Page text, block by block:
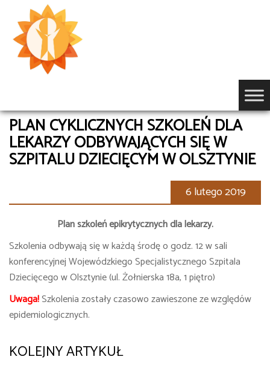
Przejdź
PLAN CYKLICZNYCH SZKOLEŃ DLA
LEKARZY ODBYWAJĄCYCH SIĘ W
SZPITALU DZIECIĘCYM W OLSZTYNIE
6 lutego 2019
Plan szkoleń epikrytycznych dla lekarzy.
Szkolenia odbywają się w każdą środę o godz. 12 w sali
konferencyjnej Wojewódzkiego Specjalistycznego Szpitala
Dziecięcego w Olsztynie (ul. Żołnierska 18a, 1 piętro)
Uwaga!Szkolenia zostały czasowo zawieszone ze względów
epidemiologicznych.
KOLEJNY ARTYKUŁ